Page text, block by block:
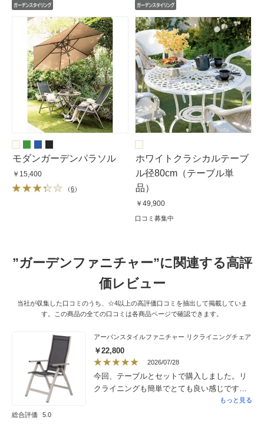
モダンガーデンパラソル
￥15,400
（6）
ホワイトクラシカルテーブ
ル径80cm（テーブル単
品）
￥49,900
口コミ募集中
”ガーデンファニチャー”に関連する高評
価レビュー
当社が収集した口コミのうち、☆4以上の高評価口コミを抽出して掲載していま
す。この商品の全ての口コミは各商品ページで確認できます。
総合評価 5.0
アーバンスタイルファニチャー リクライニングチェア
￥22,800
2026/07/28
今回、テーブルとセットで購入しました。リ
クライニングも簡単でとても良い感じです。
食事の後、ゆっくり寛ぐことも出来、最高で
もっと見る